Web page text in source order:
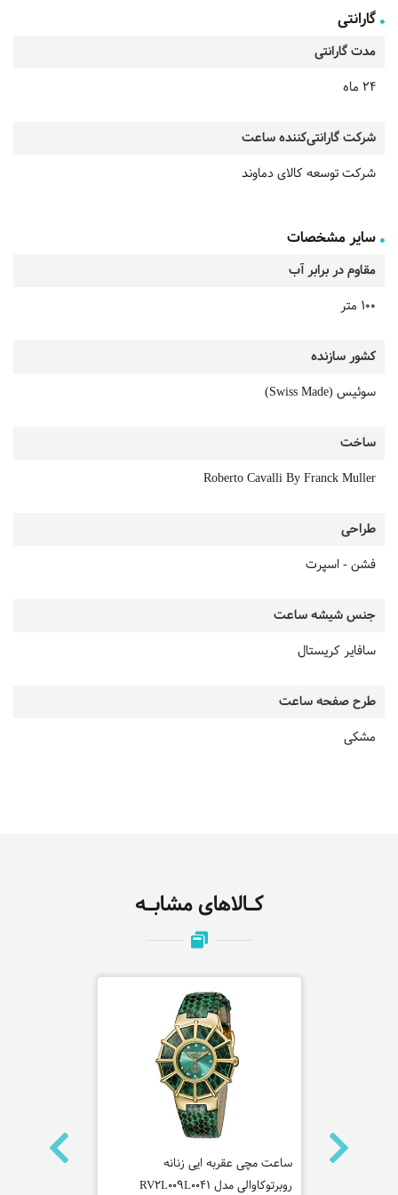
گارانتی
مدت گارانتی
24 ماه
شرکت گارانتی‌کننده ساعت
شرکت توسعه کالای دماوند
سایر مشخصات
مقاوم در برابر آب
100 متر
کشور سازنده
سوئیس (Swiss Made)
ساخت
Roberto Cavalli By Franck Muller
طراحی
فشن - اسپرت
جنس شیشه ساعت
سافایر کریستال
طرح صفحه ساعت
مشکی
کـالاهای مشابـه
ساعت مچی
ساعت مچی عقربه ایی زنانه
روبرتوکاوالی مدل RV2L009L0041